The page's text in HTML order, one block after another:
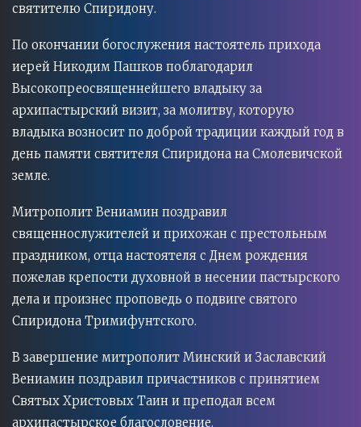
святителю Спиридону.
По окончании богослужения настоятель прихода
иерей Никодим Пашков поблагодарил
Высокопреосвященнейшего владыку за
архипастырский визит, за молитву, которую
владыка возносит по доброй традиции каждый год в
день памяти святителя Спиридона на Смолевичской
земле.
Митрополит Вениамин поздравил
священнослужителей и прихожан с престольным
праздником, отца настоятеля с Днем рождения
пожелав крепости духовной в несении пастырского
дела и произнес проповедь о подвиге святого
Спиридона Тримифунтского.
В завершение митрополит Минский и Заславский
Вениамин поздравил причастников с принятием
Святых Христовых Таин и преподал всем
архипастырское благословение.